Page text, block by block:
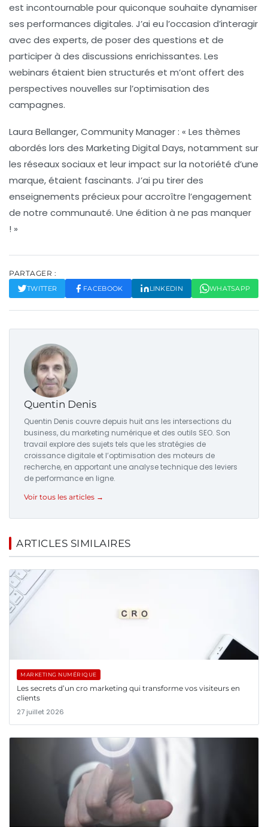
est incontournable pour quiconque souhaite dynamiser
ses performances digitales. J’ai eu l’occasion d’interagir
avec des experts, de poser des questions et de
participer à des discussions enrichissantes. Les
webinars étaient bien structurés et m’ont offert des
perspectives nouvelles sur l’optimisation des
campagnes.
Laura Bellanger, Community Manager : « Les thèmes
abordés lors des Marketing Digital Days, notamment sur
les réseaux sociauxet leur impact sur la notoriété d’une
marque, étaient fascinants. J’ai pu tirer des
enseignements précieux pour accroître l’engagement
de notre communauté. Une édition à ne pas manquer
! »
PARTAGER :
TWITTER FACEBOOK LINKEDIN WHATSAPP
Quentin Denis
Quentin Denis couvre depuis huit ans les intersections du
business, du marketing numérique et des outils SEO. Son
travail explore des sujets tels que les stratégies de
croissance digitale et l’optimisation des moteurs de
recherche, en apportant une analyse technique des leviers
de performance en ligne.
Voir tous les articles →
ARTICLES SIMILAIRES
MARKETING NUMÉRIQUE
Les secrets d’un cro marketing qui transforme vos visiteurs en
clients
27 juillet 2026